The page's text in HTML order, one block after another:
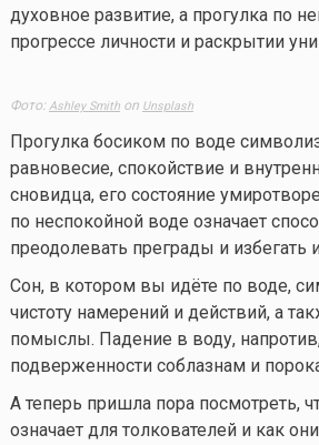
духовное развитие, а прогулка по
прогрессе личности и раскрытии
Фото: Ashley Smithon Unsplash
Прогулка босиком по воде
равновесие, спокойствие и
сновидца, его состояние
по неспокойной воде означает
преодолевать преграды и избегать
Сон, в котором вы идёте по воде,
чистоту намерений и действий, а
помыслы. Падение в воду,
подверженности соблазнам и
А теперь пришла пора посмотреть,
означает для толкователей и как